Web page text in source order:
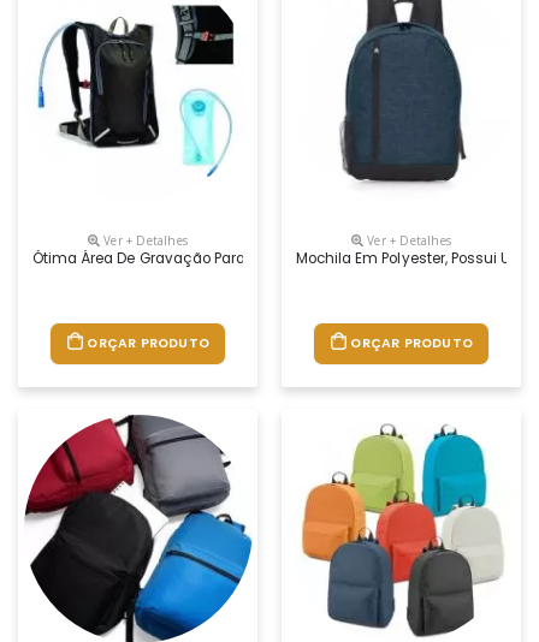
Ver + Detalhes
Ótima Área De Gravação Para Se Destacar Em Eventos De Esporte E
ORÇAR PRODUTO
Ver + Detalhes
Mochila Em Polyester, Possui Um
ORÇAR PRODUTO